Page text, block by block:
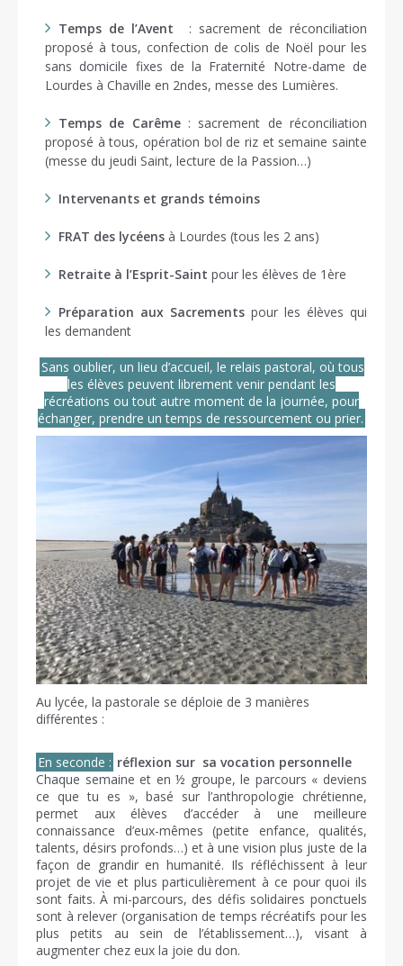
Temps de l’Avent
: sacrement de réconciliation
proposé à tous, confection de colis de Noël pour les
sans domicile fixes de la Fraternité Notre-dame de
Lourdes à Chaville en 2ndes, messe des Lumières.
Temps de Carême: sacrement de réconciliation
proposé à tous, opération bol de riz et semaine sainte
(messe du jeudi Saint, lecture de la Passion…)
Intervenants et grands témoins
FRAT des lycéens à Lourdes (tous les 2 ans)
Retraite à l’Esprit-Saint pour les élèves de 1ère
Préparation aux Sacrements pour les élèves qui
les demandent
Sans oublier, un lieu d’accueil, le relais pastoral, où tous
les élèves peuvent librement venir pendant les
récréations ou tout autre moment de la journée, pour
échanger, prendre un temps de ressourcement ou prier.
Au lycée, la pastorale se déploie de 3 manières
différentes :
En seconde : réflexion sur sa vocation personnelle
Chaque semaine et en ½ groupe, le parcours « deviens
ce que tu es », basé sur l’anthropologie chrétienne,
permet aux élèves d’accéder à une meilleure
connaissance d’eux-mêmes (petite enfance, qualités,
talents, désirs profonds…) et à une vision plus juste de la
façon de grandir en humanité. Ils réfléchissent à leur
projet de vie et plus particulièrement à ce pour quoi ils
sont faits. À mi-parcours, des défis solidaires ponctuels
sont à relever (organisation de temps récréatifs pour les
plus petits au sein de l’établissement…), visant à
augmenter chez eux la joie du don.